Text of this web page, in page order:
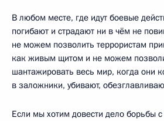
В любом месте, где идут боевые
погибают и страдают ни в чём не
не можем позволить террористам
как живым щитом и не можем
шантажировать весь мир, когда они
в заложники, убивают,
Если мы хотим довести дело борьбы